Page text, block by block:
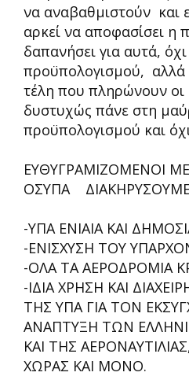
να αναβαθμιστούν και
αρκεί να αποφασίσει η
δαπανήσει για αυτά,
προϋπολογισμού, αλλά
τέλη που πληρώνουν οι
δυστυχώς πάνε στη
προϋπολογισμού και
ΕΥΘΥΓΡΑΜΙΖΟΜΕΝΟΙ
ΟΣΥΠΑ
-ΥΠΑ ΕΝΙΑΙΑ ΚΑΙ
-ΕΝΙΣΧΥΣΗ ΤΟΥ
-ΟΛΑ ΤΑ ΑΕΡΟΔΡΟΜΙΑ
-ΙΔΙΑ ΧΡΗΣΗ ΚΑΙ
ΤΗΣ ΥΠΑ ΓΙΑ ΤΟΝ
ΑΝΑΠΤΥΞΗ ΤΩΝ
ΚΑΙ ΤΗΣ
ΧΩΡΑΣ ΚΑΙ ΜΟΝΟ.